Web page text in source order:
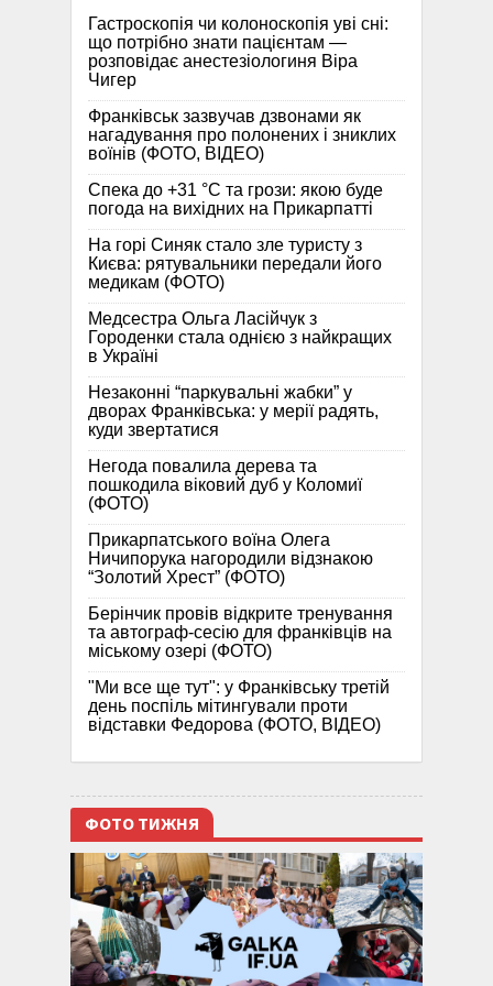
Гастроскопія чи колоноскопія уві сні:
що потрібно знати пацієнтам —
розповідає анестезіологиня Віра
Чигер
Франківськ зазвучав дзвонами як
нагадування про полонених і зниклих
воїнів (ФОТО, ВІДЕО)
Спека до +31 °C та грози: якою буде
погода на вихідних на Прикарпатті
На горі Синяк стало зле туристу з
Києва: рятувальники передали його
медикам (ФОТО)
Медсестра Ольга Ласійчук з
Городенки стала однією з найкращих
в Україні
Незаконні “паркувальні жабки” у
дворах Франківська: у мерії радять,
куди звертатися
Негода повалила дерева та
пошкодила віковий дуб у Коломиї
(ФОТО)
Прикарпатського воїна Олега
Ничипорука нагородили відзнакою
“Золотий Хрест” (ФОТО)
Берінчик провів відкрите тренування
та автограф-сесію для франківців на
міському озері (ФОТО)
"Ми все ще тут": у Франківську третій
день поспіль мітингували проти
відставки Федорова (ФОТО, ВІДЕО)
ФОТО ТИЖНЯ